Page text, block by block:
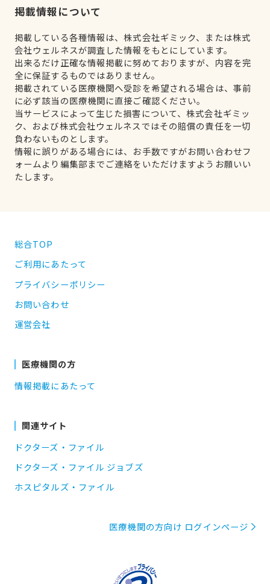
掲載情報について
掲載している各種情報は、株式会社ギミック、または株式
会社ウェルネスが調査した情報をもとにしています。
出来るだけ正確な情報掲載に努めておりますが、内容を完
全に保証するものではありません。
掲載されている医療機関へ受診を希望される場合は、事前
に必ず該当の医療機関に直接ご確認ください。
当サービスによって生じた損害について、株式会社ギミッ
ク、および株式会社ウェルネスではその賠償の責任を一切
負わないものとします。
情報に誤りがある場合には、お手数ですがお問い合わせフ
ォームより編集部までご連絡をいただけますようお願いい
たします。
総合TOP
ご利用にあたって
プライバシーポリシー
お問い合わせ
運営会社
医療機関の方
情報掲載にあたって
関連サイト
ドクターズ・ファイル
ドクターズ・ファイル ジョブズ
ホスピタルズ・ファイル
医療機関の方向け ログインページ